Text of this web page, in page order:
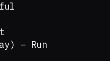
– Run